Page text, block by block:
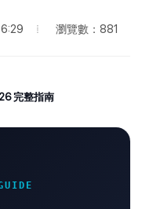
瀏覽數：881
完整指南